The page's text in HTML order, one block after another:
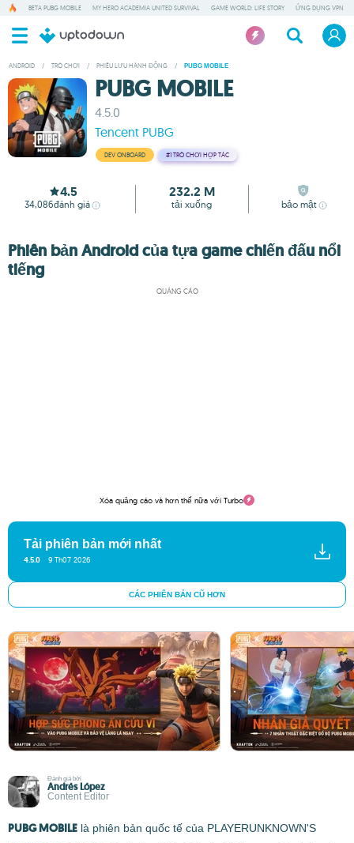
BETA PUBG MOBILE MY HERO ACADEMIA UNITED SURVIVAL GAME WORLD: LIFE STORY ỨNG DỤNG VPN
ANDROID / TRÒ CHƠI / PHIÊU LƯU HÀNH ĐỘNG / PUBG MOBILE
PUBG MOBILE
4.5.0
Tencent PUBG
DEV ONBOARD #1 TRÒ CHƠI HỢP TÁC
4.5
34,086đánh giá
232.2 M
tải xuống bảo mật
Phiên bản Android của tựa game chiến đấu nổi
tiếng
QUẢNG CÁO
Xóa quảng cáo và hơn thế nữa với Turbo
Tải phiên bản mới nhất
4.5.0 9 Th07 2026
CÁC PHIÊN BẢN CŨ HƠN
Đánh giá bởi
Andrés López
Content Editor
PUBG MOBILE là phiên bản quốc tế của PLAYERUNKNOWN'S